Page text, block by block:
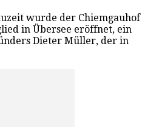
wurde der Chiemgauhof
in Übersee eröffnet, ein
Dieter Müller, der in